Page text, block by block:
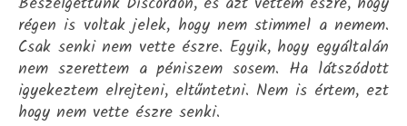
régen is voltak jelek, hogy nem stimmel a nemem.
Csak senki nem vette észre. Egyik, hogy egyáltalán
nem szerettem a péniszem sosem. Ha látszódott
igyekeztem elrejteni, eltűntetni. Nem is értem, ezt
hogy nem vette észre senki.